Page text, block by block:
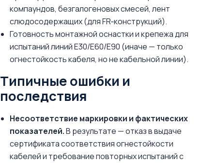
компаундов, безгалогеновых смесей, лент
слюдосодержащих (для FR‑конструкций).
Готовность монтажной оснастки и крепежа для
испытаний линий E30/E60/E90 (иначе — только
огнестойкость кабеля, но не кабельной линии).
Типичные ошибки и
последствия
Несоответствие маркировки и фактических
показателей.В результате — отказ в выдаче
сертификата соответствия огнестойкости
кабелей и требование повторных испытаний с